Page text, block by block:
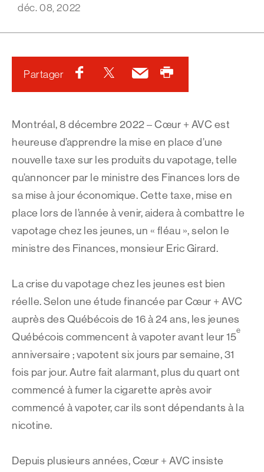
déc. 08, 2022
Partager Facebook
TwitterCourriel
Montréal, 8 décembre 2022 – Cœur + AVC est
heureuse d’apprendre la mise en place d’une
nouvelle taxe sur les produits du vapotage, telle
qu’annoncer par le ministre des Finances lors de
sa mise à jour économique. Cette taxe, mise en
place lors de l’année à venir, aidera à combattre le
vapotage chez les jeunes, un « fléau », selon le
ministre des Finances, monsieur Eric Girard.
La crise du vapotage chez les jeunes est bien
réelle. Selon une étude financée par Cœur + AVC
auprès des Québécois de 16 à 24 ans, les jeunes
Québécois commencent à vapoter avant leur 15
e
anniversaire ; vapotent six jours par semaine, 31
fois par jour. Autre fait alarmant, plus du quart ont
commencé à fumer la cigarette après avoir
commencé à vapoter, car ils sont dépendants à la
nicotine.
Depuis plusieurs années, Cœur + AVC insiste